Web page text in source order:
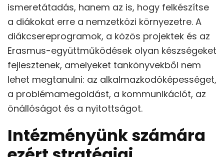
ismeretátadás, hanem az is, hogy felkészítse
a diákokat erre a nemzetközi környezetre. A
diákcsereprogramok, a közös projektek és az
Erasmus-együttműködések olyan készségeket
fejlesztenek, amelyeket tankönyvekből nem
lehet megtanulni: az alkalmazkodóképességet,
a problémamegoldást, a kommunikációt, az
önállóságot és a nyitottságot.
Intézményünk számára